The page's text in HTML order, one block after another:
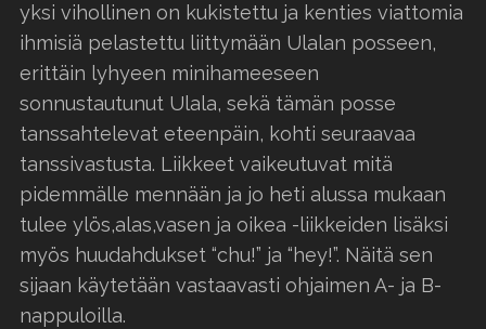
yksi vihollinen on kukistettu ja kenties viattomia
ihmisiä pelastettu liittymään Ulalan posseen,
erittäin lyhyeen minihameeseen
sonnustautunut Ulala, sekä tämän posse
tanssahtelevat eteenpäin, kohti seuraavaa
tanssivastusta. Liikkeet vaikeutuvat mitä
pidemmälle mennään ja jo heti alussa mukaan
tulee ylös,alas,vasen ja oikea -liikkeiden lisäksi
myös huudahdukset “chu!” ja “hey!”. Näitä sen
sijaan käytetään vastaavasti ohjaimen A- ja B-
nappuloilla.